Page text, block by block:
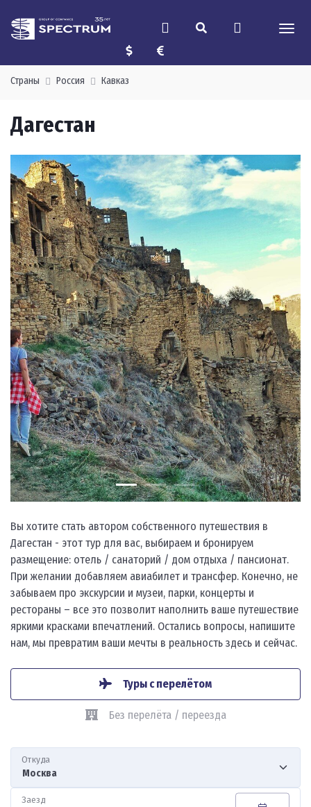
Страны Россия Кавказ
Дагестан
Вы хотите стать автором собственного путешествия в
Дагестан - этот тур для вас, выбираем и бронируем
размещение: отель / санаторий / дом отдыха / пансионат.
При желании добавляем авиабилет и трансфер. Конечно, не
забываем про экскурсии и музеи, парки, концерты и
рестораны – все это позволит наполнить ваше путешествие
яркими красками впечатлений. Остались вопросы, напишите
нам, мы превратим ваши мечты в реальность здесь и сейчас.
Туры с перелётом
Без перелёта / переезда
Откуда
Заезд